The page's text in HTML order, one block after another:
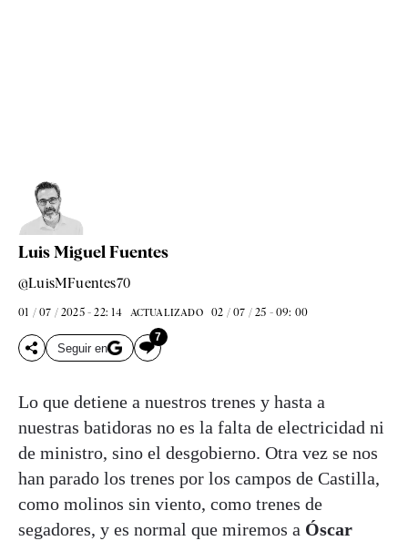
Luis Miguel Fuentes
@LuisMFuentes70
01 / 07 / 2025 - 22: 14 ACTUALIZADO 02 / 07 / 25 - 09: 00
Seguir en
7
Lo que detiene a nuestros trenes y hasta a
nuestras batidoras no es la falta de electricidad ni
de ministro, sino el desgobierno. Otra vez se nos
han parado los trenes por los campos de Castilla,
como molinos sin viento, como trenes de
segadores, y es normal que miremos a Óscar